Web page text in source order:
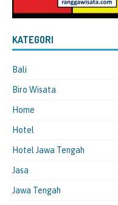
KATEGORI
Bali
Biro Wisata
Home
Hotel
Hotel Jawa Tengah
Jasa
Jawa Tengah